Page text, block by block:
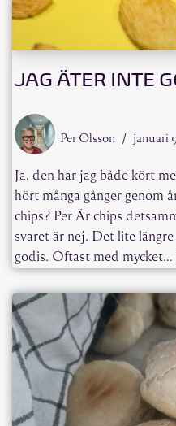
JAG ÄTER INTE
Per Olsson januari
Ja, den har jag både kört
hört många gånger genom
chips? Per Är chips
svaret är nej. Det lite
godis. Oftast med mycket…